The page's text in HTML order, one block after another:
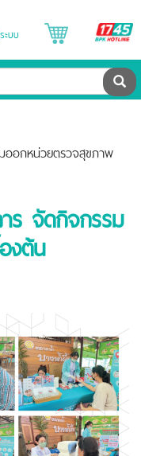
ะบบ
ค้น
ออกหน่วยตรวจสุขภาพ
ร จัดกิจกรรม
งต้น